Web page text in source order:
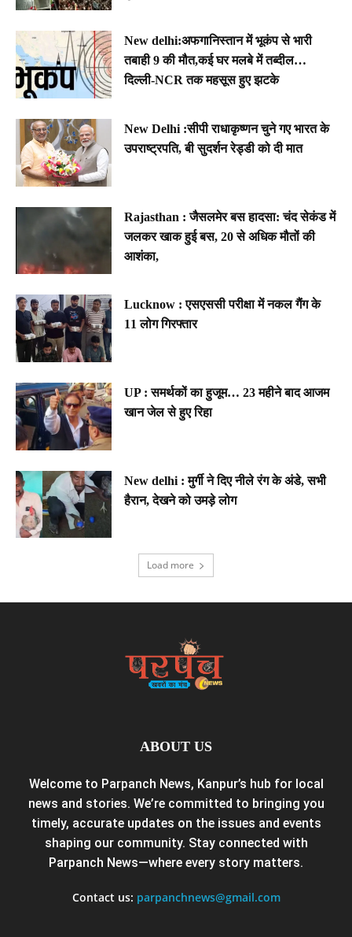
New delhi:अफगानिस्तान में भूकंप से भारी
तबाही 9 की मौत,कई घर मलबे में तब्दील…
दिल्ली-NCR तक महसूस हुए झटके
New Delhi :सीपी राधाकृष्णन चुने गए भारत के
उपराष्ट्रपति, बी सुदर्शन रेड्डी को दी मात
Rajasthan : जैसलमेर बस हादसा: चंद सेकंड में
जलकर खाक हुई बस, 20 से अधिक मौतों की
आशंका,
Lucknow : एसएससी परीक्षा में नकल गैंग के
11 लोग गिरफ्तार
UP : समर्थकों का हुजूम… 23 महीने बाद आजम
खान जेल से हुए रिहा
New delhi : मुर्गी ने दिए नीले रंग के अंडे, सभी
हैरान, देखने को उमड़े लोग
Load more
ABOUT US
Welcome to Parpanch News, Kanpur’s hub for local
news and stories. We’re committed to bringing you
timely, accurate updates on the issues and events
shaping our community. Stay connected with
Parpanch News—where every story matters.
Contact us: parpanchnews@gmail.com